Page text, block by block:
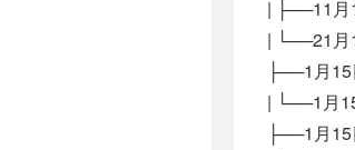
| ├──11月
| └──21月
├──1月
| └──1月
├──1月